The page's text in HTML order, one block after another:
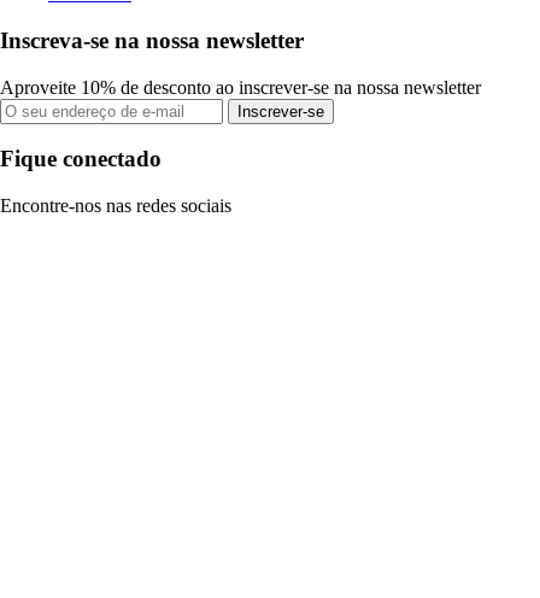
Inscreva-se na nossa newsletter
Aproveite 10% de desconto ao inscrever-se na nossa newsletter
Inscrever-se
Fique conectado
Encontre-nos nas redes sociais